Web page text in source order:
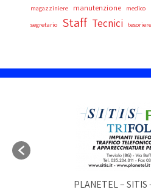
magazziniere manutenzione medico
segretario
Staff Tecnici tesoriere
PLANETEL – SITIS